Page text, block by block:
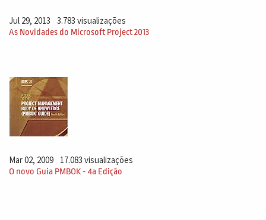
Jul 29, 2013 3.783 visualizações
As Novidades do Microsoft Project 2013
Mar 02, 2009 17.083 visualizações
O novo Guia PMBOK - 4a Edição